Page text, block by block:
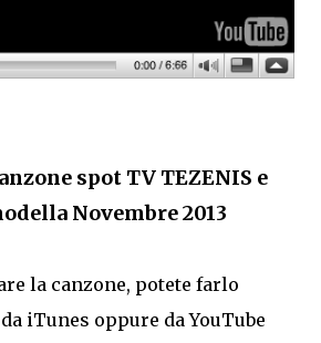
spot TV TEZENIS e
Novembre 2013
la canzone, potete farlo
iTunes oppure da YouTube